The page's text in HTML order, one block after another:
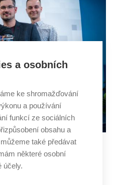
Space: ESA-Backed
a osobních
ke shromažďování
a používání
funkcí ze sociálních
obsahu a
také předávat
některé osobní
účely.